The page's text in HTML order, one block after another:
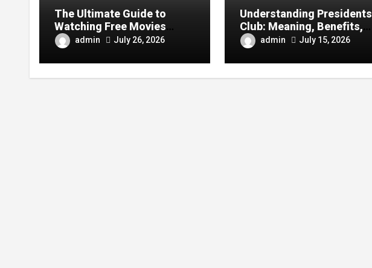
The Ultimate Guide to
Watching Free Movies
Online Without
Registration
admin July 26, 2026
Understanding Presidents
Club: Meaning, Benefits,
and Why It Matters in
Business Success
admin July 15, 2026